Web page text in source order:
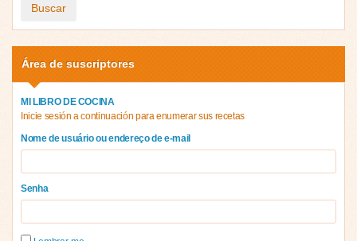
Buscar
Área de suscriptores
MI LIBRO DE COCINA
Inicie sesión a continuación para enumerar sus recetas
Nome de usuário ou endereço de e-mail
Senha